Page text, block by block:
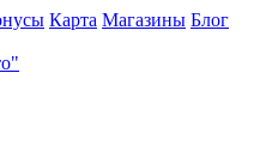
Карта Магазины Блог